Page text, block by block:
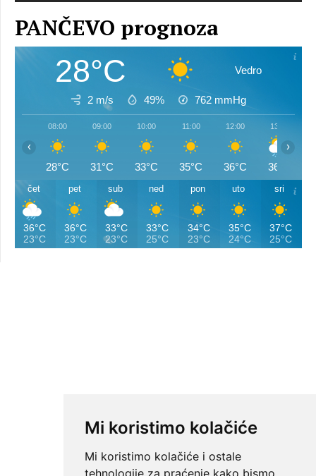
Mi koristimo kolačiće
Mi koristimo kolačiće i ostale
tehnologije za praćenje kako bismo
PANČEVO prognoza
28°C Vedro
2 m/s 49% 762 mmHg
08:00
28°C
09:00
31°C
10:00
33°C
11:00
35°C
12:00
36°C
13:00
36°C
‹ ›
čet
36°C
23°C
pet
36°C
23°C
sub
33°C
23°C
ned
33°C
25°C
pon
34°C
23°C
uto
35°C
24°C
sri
37°C
25°C